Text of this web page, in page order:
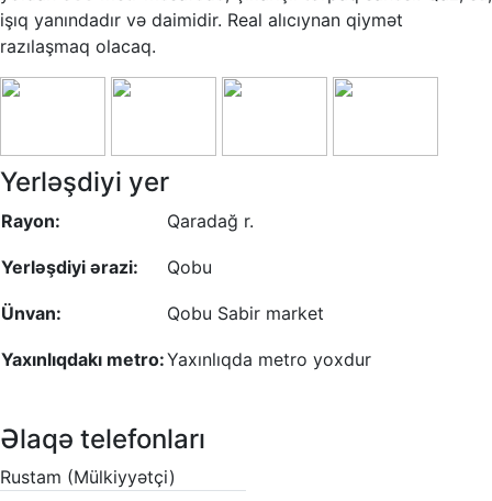
işıq yanındadır və daimidir. Real alıcıynan qiymət
razılaşmaq olacaq.
Yerləşdiyi yer
Rayon: Qaradağ r.
Yerləşdiyi ərazi: Qobu
Ünvan: Qobu Sabir market
Yaxınlıqdakı metro:Yaxınlıqda metro yoxdur
Əlaqə telefonları
Rustam (Mülkiyyətçi)